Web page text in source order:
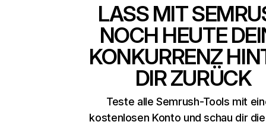
LASS MIT
NOCH HEUTE
KONKURRENZ
DIR ZURÜCK
Teste alle Semrush-Tools mit
kostenlosen Konto und schau dir